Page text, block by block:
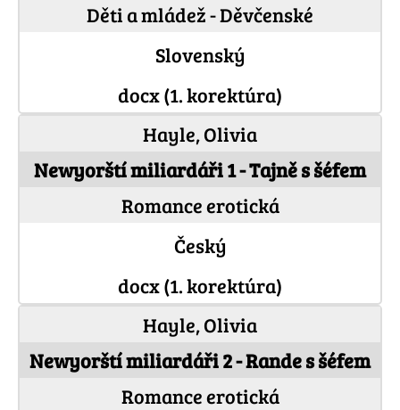
Děti a mládež - Děvčenské
Slovenský
docx (1. korektúra)
Hayle, Olivia
Newyorští miliardáři 1 - Tajně s šéfem
Romance erotická
Český
docx (1. korektúra)
Hayle, Olivia
Newyorští miliardáři 2 - Rande s šéfem
Romance erotická